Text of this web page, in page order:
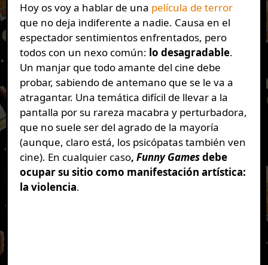
Hoy os voy a hablar de una película de terror
que no deja indiferente a nadie. Causa en el
espectador sentimientos enfrentados, pero
todos con un nexo común: lo desagradable.
Un manjar que todo amante del cine debe
probar, sabiendo de antemano que se le va a
atragantar. Una temática difícil de llevar a la
pantalla por su rareza macabra y perturbadora,
que no suele ser del agrado de la mayoría
(aunque, claro está, los psicópatas también ven
cine). En cualquier caso, Funny Gamesdebe
ocupar su sitio como manifestación artística:
la violencia.